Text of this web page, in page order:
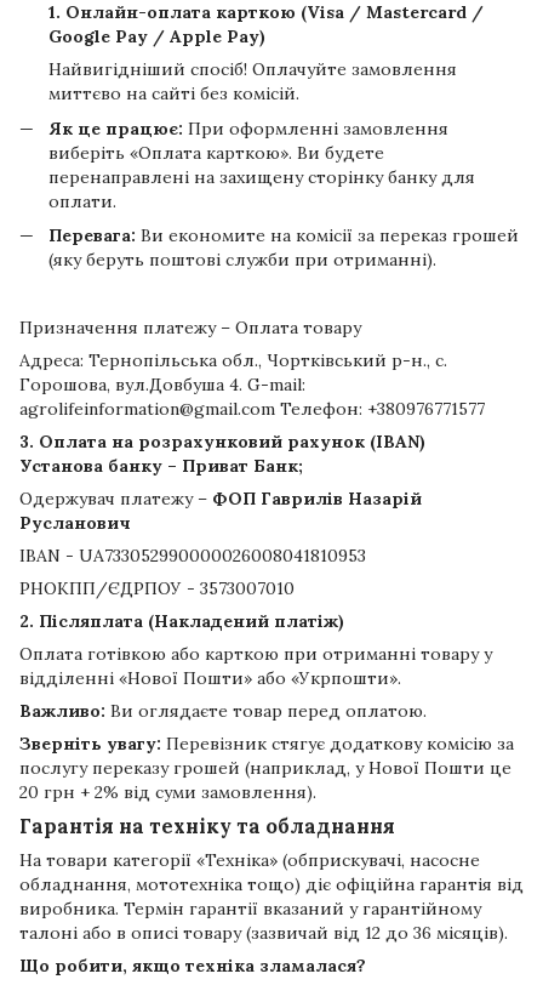
1. Онлайн-оплата карткою (Visa / Mastercard /
Google Pay / Apple Pay)
Найвигідніший спосіб! Оплачуйте замовлення
миттєво на сайті без комісій.
Як це працює: При оформленні замовлення
виберіть «Оплата карткою». Ви будете
перенаправлені на захищену сторінку банку для
оплати.
Перевага: Ви економите на комісії за переказ грошей
(яку беруть поштові служби при отриманні).
Призначення платежу – Оплата товару
Адреса: Тернопільська обл., Чортківський р-н., с.
Горошова, вул.Довбуша 4. G-mail:
agrolifeinformation@gmail.com Телефон: +380976771577
3. Оплата на розрахунковий рахунок (IBAN)
Установа банку – Приват Банк;
Одержувач платежу – ФОП Гаврилів Назарій
Русланович
IBAN - UA733052990000026008041810953
РНОКПП/ЄДРПОУ - 3573007010
2. Післяплата (Накладений платіж)
Оплата готівкою або карткою при отриманні товару у
відділенні «Нової Пошти» або «Укрпошти».
Важливо: Ви оглядаєте товар перед оплатою.
Зверніть увагу: Перевізник стягує додаткову комісію за
послугу переказу грошей (наприклад, у Нової Пошти це
20 грн + 2% від суми замовлення).
Гарантія на техніку та обладнання
На товари категорії «Техніка» (обприскувачі, насосне
обладнання, мототехніка тощо) діє офіційна гарантія від
виробника. Термін гарантії вказаний у гарантійному
талоні або в описі товару (зазвичай від 12 до 36 місяців).
Що робити, якщо техніка зламалася?